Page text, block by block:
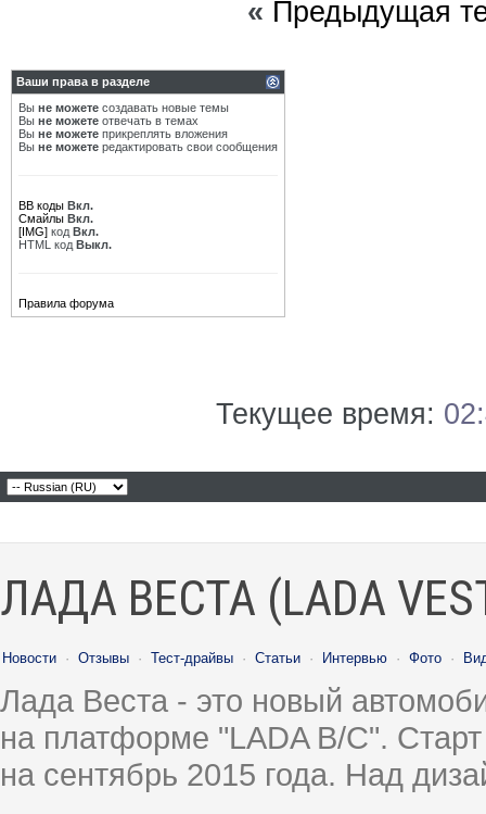
« Предыдущая
Ваши права в разделе
Вы не можете создавать новые темы
Вы не можете отвечать в темах
Вы не можете прикреплять вложения
Вы не можете редактировать свои сообщения
BB коды Вкл.
Смайлы Вкл.
[IMG] код Вкл.
HTML код Выкл.
Правила форума
Текущее время:
ЛАДА ВЕСТА (LADA
Новости · Отзывы · Тест-драйвы · Статьи · Интервью · Фото ·
Лада Веста - это новый
на платформе "LADA B/C".
на сентябрь 2015 года. Над